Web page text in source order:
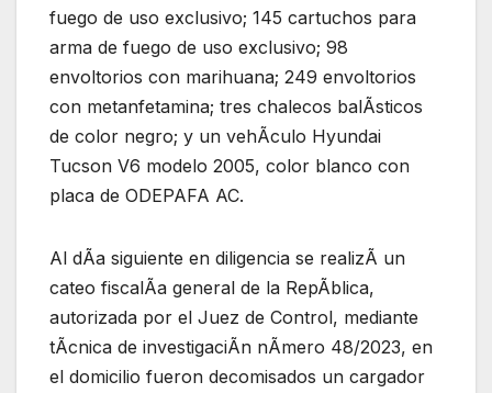
fuego de uso exclusivo; 145 cartuchos para
arma de fuego de uso exclusivo; 98
envoltorios con marihuana; 249 envoltorios
con metanfetamina; tres chalecos balÃsticos
de color negro; y un vehÃculo Hyundai
Tucson V6 modelo 2005, color blanco con
placa de ODEPAFA AC.
Al dÃa siguiente en diligencia se realizÃ un
cateo fiscalÃa general de la RepÃblica,
autorizada por el Juez de Control, mediante
tÃcnica de investigaciÃn nÃmero 48/2023, en
el domicilio fueron decomisados un cargador